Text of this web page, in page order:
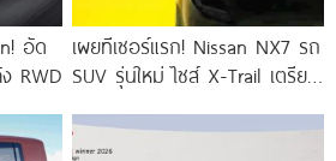
อัด
RWD
เผยทีเซอร์แรก! Nissan NX7 รถ
SUV รุ่นใหม่ ไซส์ X-Trail เตรียม